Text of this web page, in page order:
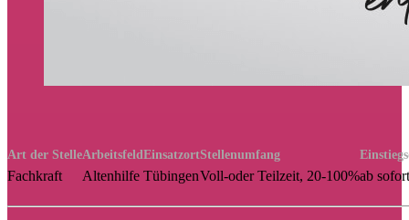
Art der Stelle
Fachkraft
Arbeitsfeld
Altenhilfe
Einsatzort
Tübingen
Stellenumfang
Voll-oder Teilzeit, 20-100%ab sofort